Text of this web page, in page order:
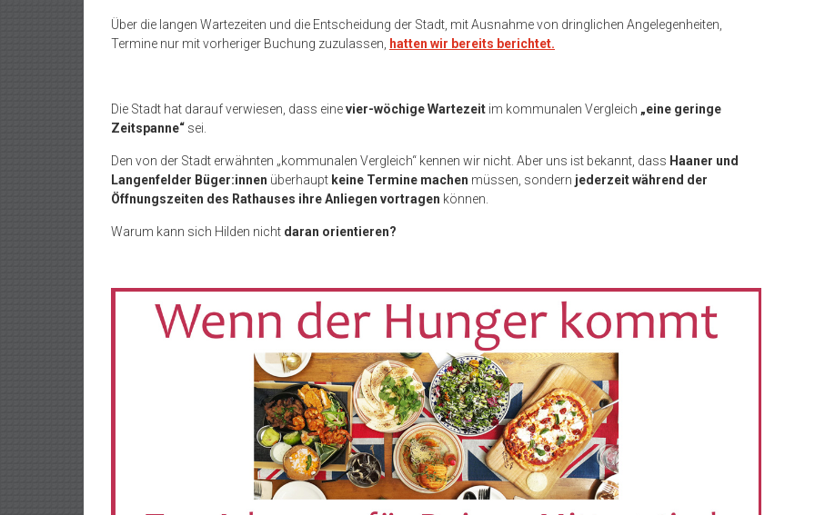
Über die langen Wartezeiten und die Entscheidung der Stadt, mit Ausnahme von dringlichen Angelegenheiten,
Termine nur mit vorheriger Buchung zuzulassen,
hatten wir bereits berichtet.
Die Stadt hat darauf verwiesen, dass einevier-wöchige Wartezeit im kommunalen Vergleich „eine geringe
Zeitspanne“ sei.
Den von der Stadt erwähnten „kommunalen Vergleich“ kennen wir nicht. Aber uns ist bekannt, dass Haaner und
Langenfelder Büger:innen überhaupt keine Termine machen müssen, sondern jederzeit während der
Öffnungszeiten des Rathauses ihre Anliegen vortragen können.
Warum kann sich Hilden nicht daran orientieren?